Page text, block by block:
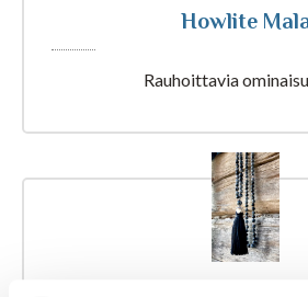
Howlite
Rauhoittavia